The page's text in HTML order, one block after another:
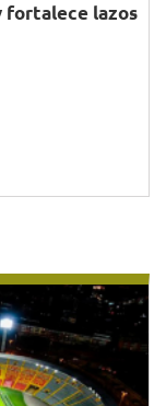
fortalece lazos